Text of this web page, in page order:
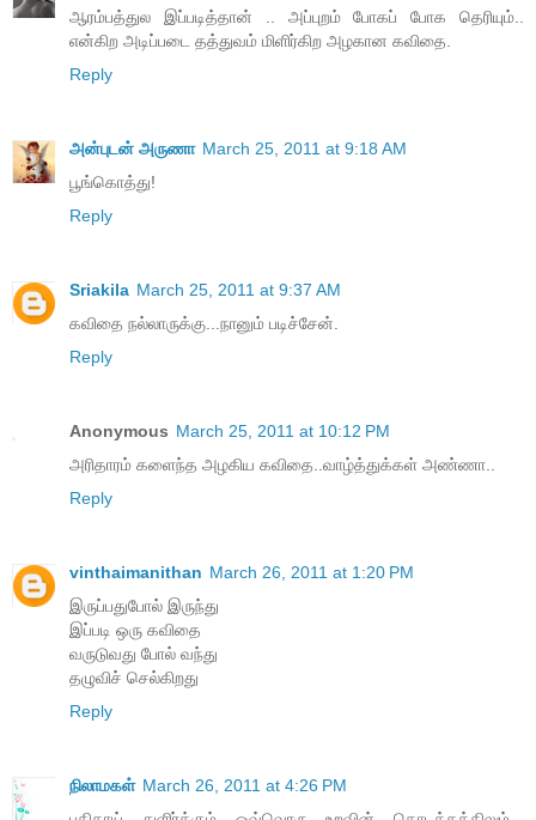
ஆரம்பத்துல இப்படித்தான் .. அப்புறம் போகப் போக தெரியும்..
என்கிற அடிப்படை தத்துவம் மிளிர்கிற அழகான கவிதை.
Reply
அன்புடன் அருணா March 25, 2011 at 9:18 AM
பூங்கொத்து!
Reply
Sriakila March 25, 2011 at 9:37 AM
கவிதை நல்லாருக்கு...நானும் படிச்சேன்.
Reply
Anonymous March 25, 2011 at 10:12 PM
அரிதாரம் களைந்த அழகிய கவிதை..வாழ்த்துக்கள் அண்ணா..
Reply
vinthaimanithan March 26, 2011 at 1:20 PM
இருப்பதுபோல் இருந்து
இப்படி ஒரு கவிதை
வருடுவது போல் வந்து
தழுவிச் செல்கிறது
Reply
நிலாமகள் March 26, 2011 at 4:26 PM